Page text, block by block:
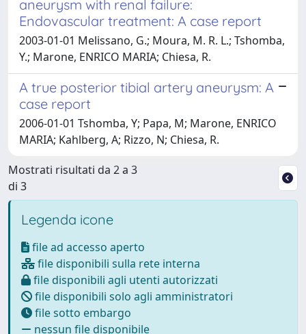
aneurysm with renal failure:
Endovascular treatment: A case report
2003-01-01 Melissano, G.; Moura, M. R. L.; Tshomba,
Y.; Marone, ENRICO MARIA; Chiesa, R.
A true posterior tibial artery aneurysm: A
case report
2006-01-01 Tshomba, Y; Papa, M; Marone, ENRICO
MARIA; Kahlberg, A; Rizzo, N; Chiesa, R.
Mostrati risultati da 2 a 3
di 3
Legenda icone
file ad accesso aperto
file disponibili sulla rete interna
file disponibili agli utenti autorizzati
file disponibili solo agli amministratori
file sotto embargo
nessun file disponibile